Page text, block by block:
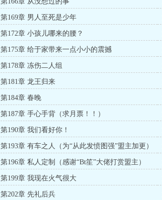
第169章 男人至死是少年
第172章 小孩儿哪来的腰？
第175章 给于家带来一点小小的震撼
第178章 冻伤二人组
第181章 龙王归来
第184章 春晚
第187章 手心手背（求月票！！）
第190章 我们看好你！
第193章 有车之人（为“从此发愤图强”盟主加更）
第196章 私人定制（感谢“Bt笙”大佬打赏盟主）
第199章 我现在火气很大
第202章 先礼后兵